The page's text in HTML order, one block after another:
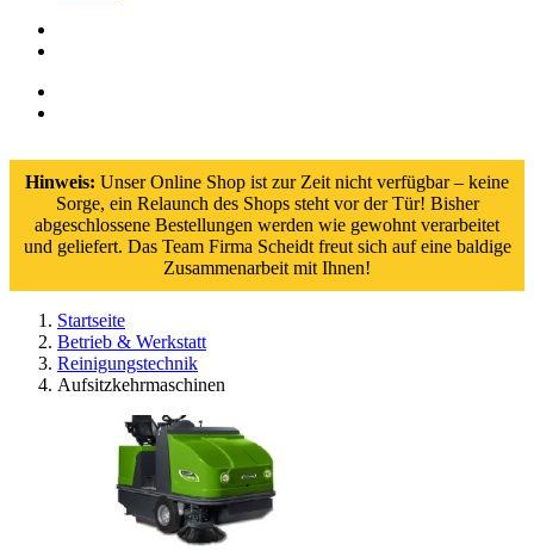
Hinweis: Unser Online Shop ist zur Zeit nicht verfügbar – keine
Sorge, ein Relaunch des Shops steht vor der Tür! Bisher
abgeschlossene Bestellungen werden wie gewohnt verarbeitet
und geliefert. Das Team Firma Scheidt freut sich auf eine baldige
Zusammenarbeit mit Ihnen!
Startseite
Betrieb & Werkstatt
Reinigungstechnik
Aufsitzkehrmaschinen